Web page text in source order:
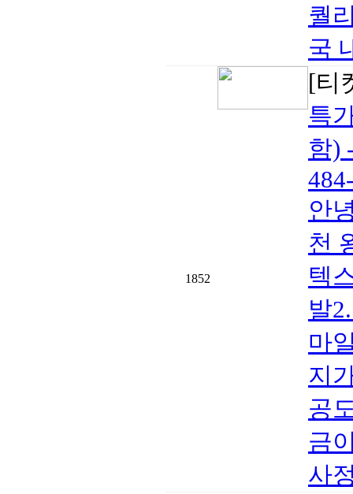
퀄
국
1852
[티
특
함)
안
천
텍
발
마
지
공
금
사